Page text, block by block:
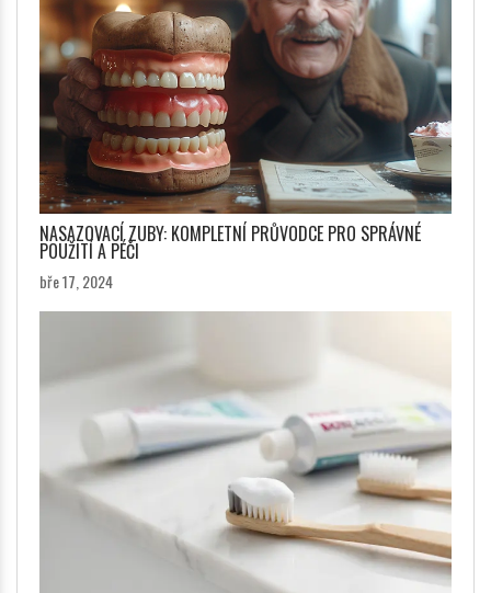
NASAZOVACÍ ZUBY: KOMPLETNÍ PRŮVODCE PRO SPRÁVNÉ
POUŽITÍ A PÉČI
bře 17, 2024